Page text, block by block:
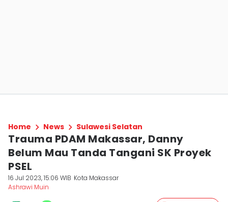
Home News Sulawesi Selatan
Trauma PDAM Makassar, Danny
Belum Mau Tanda Tangani SK Proyek
PSEL
16 Jul 2023, 15:06 WIB Kota Makassar
Ashrawi Muin